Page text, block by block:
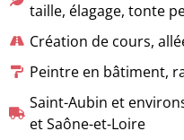
taille, élagage, tonte
Création de cours,
Peintre en bâtiment,
Saint-Aubin et
et Saône-et-Loire